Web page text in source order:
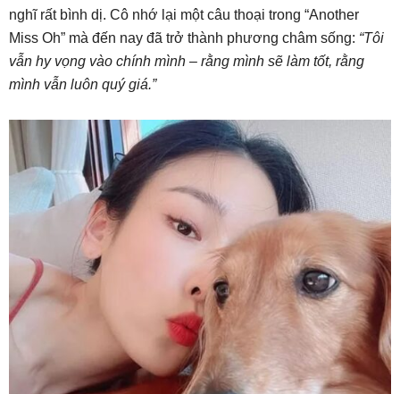
nghĩ rất bình dị. Cô nhớ lại một câu thoại trong “Another
Miss Oh” mà đến nay đã trở thành phương châm sống: “Tôi
vẫn hy vọng vào chính mình – rằng mình sẽ làm tốt, rằng
mình vẫn luôn quý giá.”